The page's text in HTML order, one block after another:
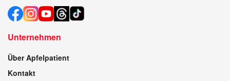
Unternehmen
Über Apfelpatient
Kontakt